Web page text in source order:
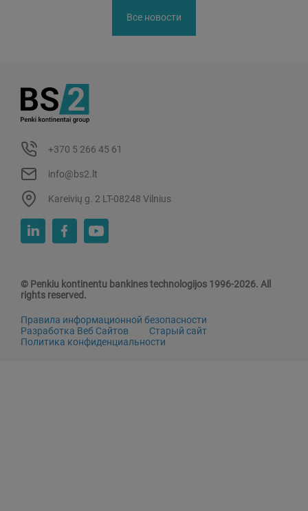
Все новости
+370 5 266 45 61
info@bs2.lt
Kareivių g. 2 LT-08248 Vilnius
© Penkiu kontinentu bankines technologijos 1996-2026. All
rights reserved.
Правила информационной безопасности
Разработка Веб Сайтов
Старый сайт
Политика конфиденциальности